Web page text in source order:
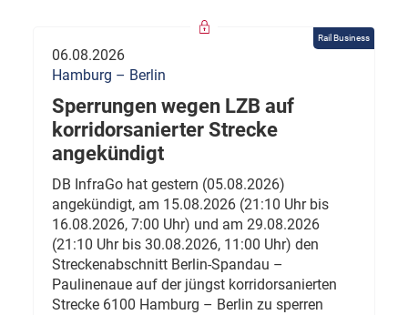
Rail Business
06.08.2026
Hamburg – Berlin
Sperrungen wegen LZB auf
korridorsanierter Strecke
angekündigt
DB InfraGo hat gestern (05.08.2026)
angekündigt, am 15.08.2026 (21:10 Uhr bis
16.08.2026, 7:00 Uhr) und am 29.08.2026
(21:10 Uhr bis 30.08.2026, 11:00 Uhr) den
Streckenabschnitt Berlin-Spandau –
Paulinenaue auf der jüngst korridorsanierten
Strecke 6100 Hamburg – Berlin zu sperren